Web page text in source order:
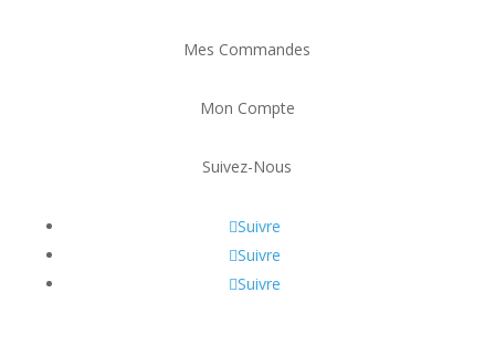
Mes Commandes
Mon Compte
Suivez-Nous
Suivre
Suivre
Suivre